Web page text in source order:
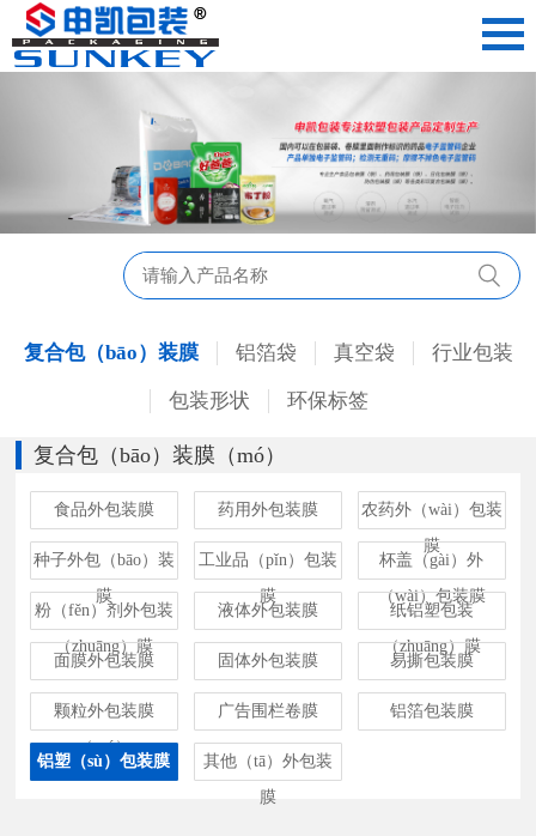
复合包（bāo）装膜 铝箔袋 真空袋 行业包装
包装形状 环保标签
复合包（bāo）装膜（mó）
食品外包装膜 药用外包装膜
农药外（wài）包装
膜
种子外包（bāo）装
膜
工业品（pǐn）包装
膜
杯盖（gài）外
（wài）包装膜
粉（fěn）剂外包装
（zhuāng）膜
液体外包装膜
纸铝塑包装
（zhuāng）膜
面膜外包装膜
固体外包装膜 易撕包装膜
颗粒外包装膜
（mó）
广告围栏卷膜 铝箔包装膜
铝塑（sù）包装膜
其他（tā）外包装
膜